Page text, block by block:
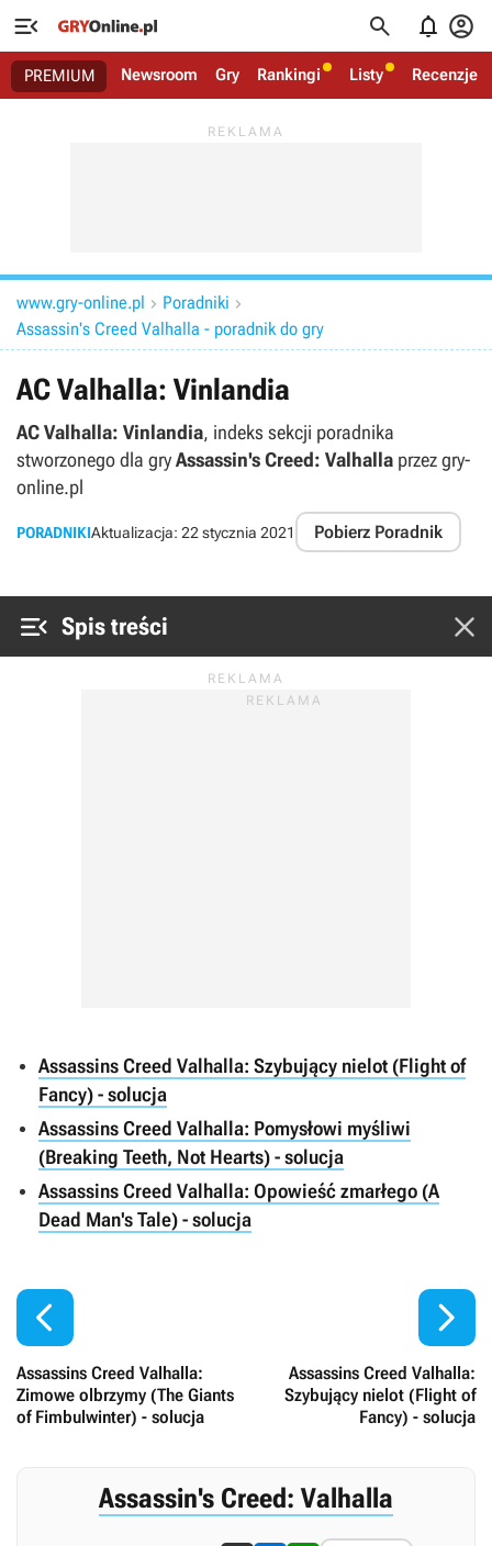
   
PREMIUM Newsroom Gry Rankingi Listy Recenzje
www.gry-online.pl  Poradniki 
Assassin's Creed Valhalla - poradnik do gry
AC Valhalla: Vinlandia
AC Valhalla: Vinlandia, indeks sekcji poradnika
stworzonego dla gryAssassin's Creed: Valhalla przez gry-
online.pl
PORADNIKIAktualizacja: 22 stycznia 2021 Pobierz Poradnik
 Spis treści 
Assassins Creed Valhalla: Szybujący nielot (Flight of
Fancy) - solucja
Assassins Creed Valhalla: Pomysłowi myśliwi
(Breaking Teeth, Not Hearts) - solucja
Assassins Creed Valhalla: Opowieść zmarłego (A
Dead Man's Tale) - solucja

Assassins Creed Valhalla:
Zimowe olbrzymy (The Giants
of Fimbulwinter) - solucja
Assassins Creed Valhalla:
Szybujący nielot (Flight of
Fancy) - solucja

Assassin's Creed: Valhalla